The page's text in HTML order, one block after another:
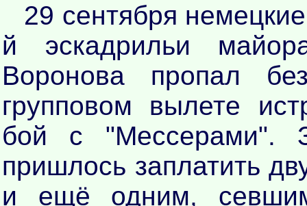
29 сентября
й эскадрильи
Воронова пропал
групповом вылете
бой с "Мессерами".
пришлось заплатить
и ещё одним,